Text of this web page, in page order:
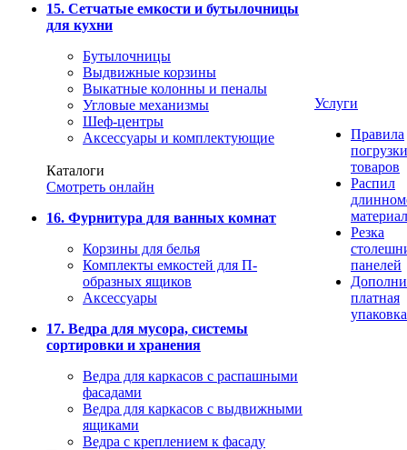
15. Сетчатые емкости и бутылочницы
для кухни
Бутылочницы
Выдвижные корзины
Выкатные колонны и пеналы
Угловые механизмы
Шеф-центры
Аксессуары и комплектующие
Каталоги
Смотреть онлайн
16. Фурнитура для ванных комнат
Корзины для белья
Комплекты емкостей для П-
образных ящиков
Аксессуары
17. Ведра для мусора, системы
сортировки и хранения
Ведра для каркасов с распашными
фасадами
Ведра для каркасов с выдвижными
ящиками
Ведра с креплением к фасаду
Услуги
Правила
погрузки
товаров
Распил
Резка
панелей
платная
упаковка